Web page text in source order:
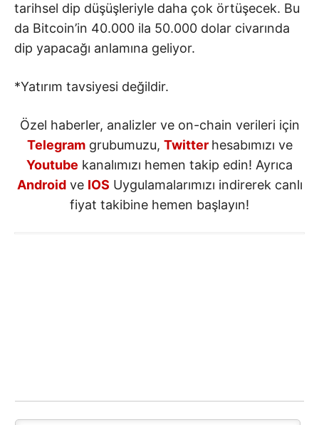
tarihsel dip düşüşleriyle daha çok örtüşecek. Bu
da Bitcoin’in 40.000 ila 50.000 dolar civarında
dip yapacağı anlamına geliyor.
*Yatırım tavsiyesi değildir.
Özel haberler, analizler ve on-chain verileri için
Telegramgrubumuzu, Twitter hesabımızı ve
Youtube kanalımızı hemen takip edin! Ayrıca
Androidve IOS Uygulamalarımızı indirerek canlı
fiyat takibine hemen başlayın!